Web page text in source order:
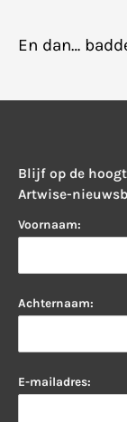
​En dan…
Blijf op de
Artwise-
Voornaam:
Achternaam:
E-mailadres: